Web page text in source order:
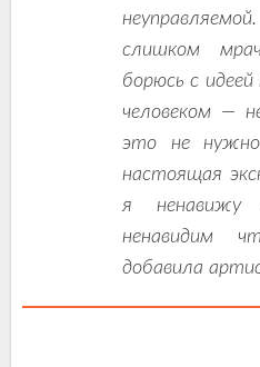
слишком
борюсь с
человеком —
это не
настоящая
я
ненавидим
добавила